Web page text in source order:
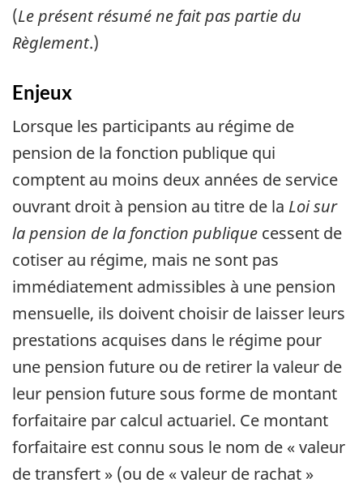
(Le présent résumé ne fait pas partie du
Règlement.)
Enjeux
Lorsque les participants au régime de
pension de la fonction publique qui
comptent au moins deux années de service
ouvrant droit à pension au titre de la Loi sur
la pension de la fonction publique cessent de
cotiser au régime, mais ne sont pas
immédiatement admissibles à une pension
mensuelle, ils doivent choisir de laisser leurs
prestations acquises dans le régime pour
une pension future ou de retirer la valeur de
leur pension future sous forme de montant
forfaitaire par calcul actuariel. Ce montant
forfaitaire est connu sous le nom de « valeur
de transfert » (ou de « valeur de rachat »